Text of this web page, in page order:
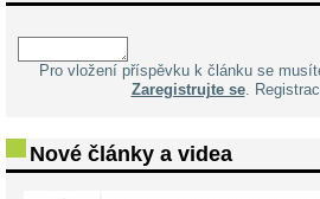
Pro vložení příspěvku k článku se
Zaregistrujte se.
Nové články a videa